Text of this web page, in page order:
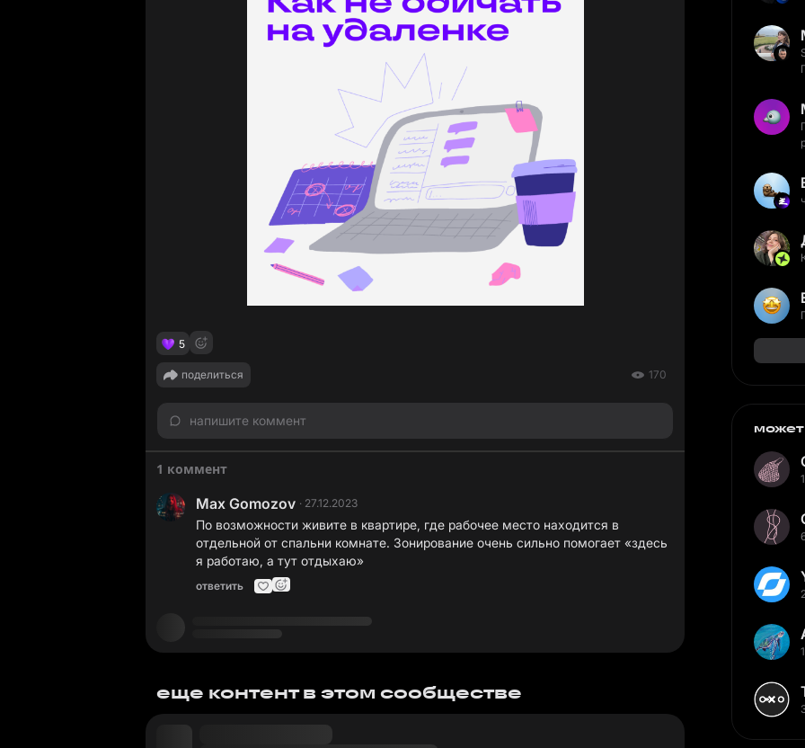
5
поделиться 170
напишите коммент
1 коммент
Max Gomozov · 27.12.2023
По возможности живите в квартире, где рабочее место находится в
отдельной от спальни комнате. Зонирование очень сильно помогает «здесь
я работаю, а тут отдыхаю»
ответить
еще контент в этом сообществе